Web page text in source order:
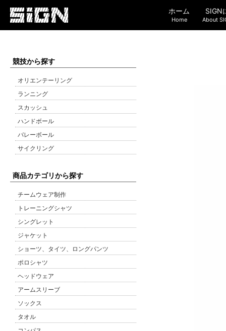
ホーム
Home
SIGN
About
競技から探す
オリエンテーリング
ランニング
スカッシュ
ハンドボール
バレーボール
サイクリング
商品カテゴリから探す
チームウェア制作
トレーニングシャツ
シングレット
ジャケット
ショーツ、タイツ、ロングパンツ
ポロシャツ
ヘッドウェア
アームスリーブ
ソックス
タオル